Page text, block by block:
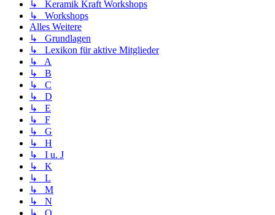
↳ Keramik Kraft Workshops
↳ Workshops
Alles Weitere
↳ Grundlagen
↳ Lexikon für aktive Mitglieder
↳ A
↳ B
↳ C
↳ D
↳ E
↳ F
↳ G
↳ H
↳ I u. J
↳ K
↳ L
↳ M
↳ N
↳ O